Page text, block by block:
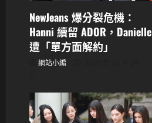
NewJeans 爆分裂危機：
Hanni 續留 ADOR，Danielle
遭「單方面解約」
網站小編